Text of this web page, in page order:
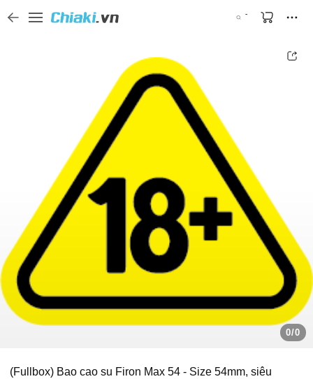
0/0
(Fullbox) Bao cao su Firon Max 54 - Size 54mm, siêu